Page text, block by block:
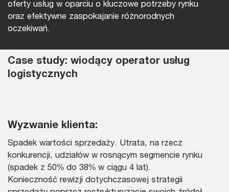
oferty usług w oparciu o kluczowe potrzeby rynku
oraz efektywne zaspokajanie różnorodnych
oczekiwań.
Case study: wiodący operator usług
logistycznych
Wyzwanie klienta:
Spadek wartości sprzedaży. Utrata, na rzecz
konkurencji, udziałów w rosnącym segmencie rynku
(spadek z 50% do 38% w ciągu 4 lat).
Konieczność rewizji dotychczasowej strategii